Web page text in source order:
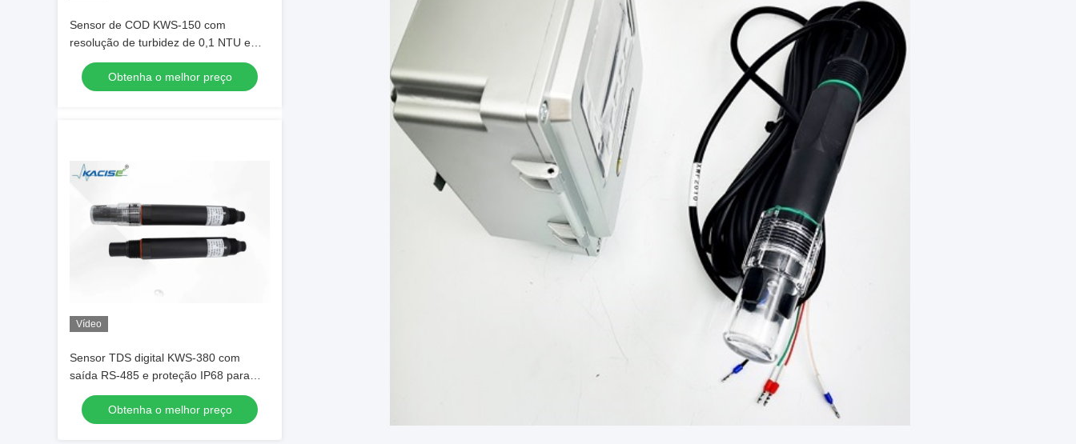
Sensor de COD KWS-150 com
resolução de turbidez de 0,1 NTU e
saída RS-485 usando absorção UV de
duplo comprimento de onda
Obtenha o melhor preço
Vídeo
Sensor TDS digital KWS-380 com
saída RS-485 e proteção IP68 para
monitoramento de qualidade da água
de alta precisão
Obtenha o melhor preço